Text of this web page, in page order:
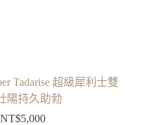
Tadarise 超級犀利士雙
陽持久助勃
NT$5,000